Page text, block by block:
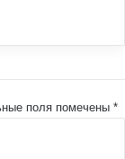
поля помечены *